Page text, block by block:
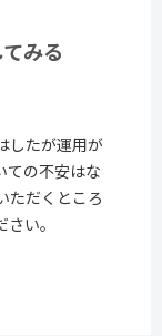
みる
したが運用が
ての不安はな
ただくところ
い。